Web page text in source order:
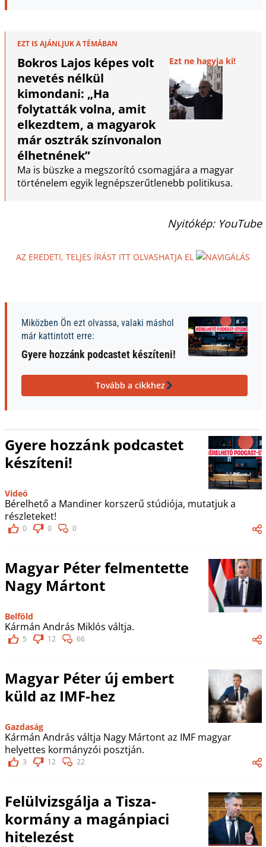
EZT IS AJÁNLJUK A TÉMÁBAN
Bokros Lajos képes volt
nevetés nélkül
kimondani: „Ha
folytatták volna, amit
elkezdtem, a magyarok
már osztrák színvonalon
élhetnének”
Ezt ne hagyja ki!
Ma is büszke a megszorító csomagjára a magyar
történelem egyik legnépszerűtlenebb politikusa.
Nyitókép: YouTube
AZ EREDETI, TELJES ÍRÁST ITT OLVASHATJA EL
Miközben Ön ezt olvassa, valaki máshol
már kattintott erre:
Gyere hozzánk podcastet készíteni!
Tovább a cikkhez
Gyere hozzánk podcastet
készíteni!
Videó
Bérelhető a Mandiner korszerű stúdiója, mutatjuk a
részleteket!
0 0 0
Magyar Péter felmentette
Nagy Mártont
Belföld
Kármán András Miklós váltja.
5 12 66
Magyar Péter új embert
küld az IMF-hez
Gazdaság
Kármán András váltja Nagy Mártont az IMF magyar
helyettes kormányzói posztján.
3 12 22
Felülvizsgálja a Tisza-
kormány a magánpiaci
hitelezést